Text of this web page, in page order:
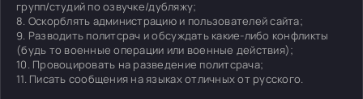
групп/студий по озвучке/дубляжу;
8. Оскорблять администрацию и пользователей сайта;
9. Разводить политсрач и обсуждать какие-либо конфликты
(будь то военные операции или военные действия);
10. Провоцировать на разведение политсрача;
11. Писать сообщения на языках отличных от русского.